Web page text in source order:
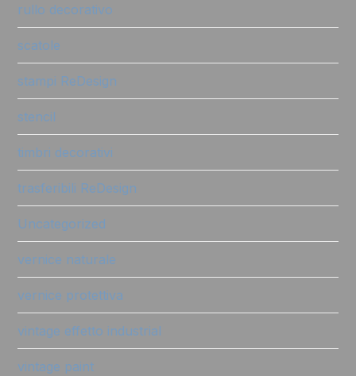
rullo decorativo
scatole
stampi ReDesign
stencil
timbri decorativi
trasferibili ReDesign
Uncategorized
vernice naturale
vernice protettiva
vintage effetto industrial
vintage paint